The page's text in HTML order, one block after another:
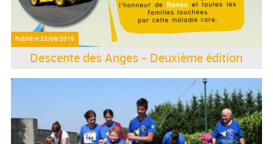
Publié le23/09/2019
Descente des Anges - Deuxième édition